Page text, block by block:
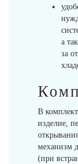
Уцененные
а
за
В
изделие,
механизм
(при